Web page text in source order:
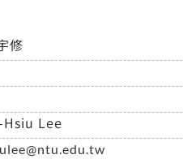
修
Hsiu Lee